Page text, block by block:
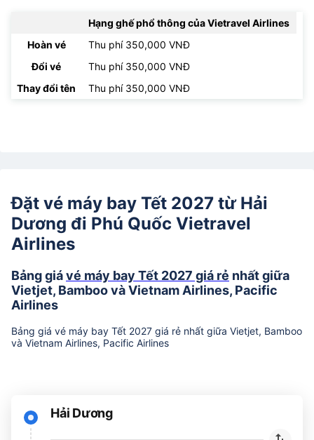
Hạng ghế phổ thông của Vietravel Airlines
Hoàn vé
Thu phí 350,000 VNĐ
Đổi vé
Thu phí 350,000 VNĐ
Thay đổi tên
Thu phí 350,000 VNĐ
Đặt vé máy bay Tết 2027 từ Hải
Dương đi Phú Quốc Vietravel
Airlines
Bảng giávé máy bay Tết 2027 giá rẻ nhất giữa
Vietjet, Bamboo và Vietnam Airlines, Pacific
Airlines
Bảng giá vé máy bay Tết 2027 giá rẻ nhất giữa Vietjet, Bamboo
và Vietnam Airlines, Pacific Airlines
Hải Dương